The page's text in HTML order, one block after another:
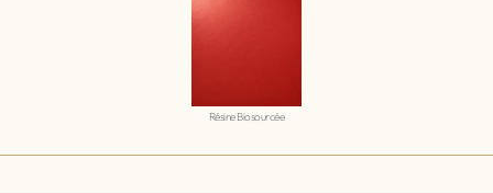
Résine Biosourcée